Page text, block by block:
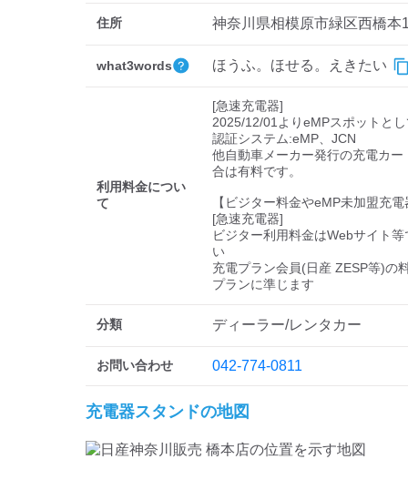
住所 神奈川県相模原市緑区西橋本
what3words ほうふ。ほせる。えきたい
利用料金につい
て
[急速充電器]
2025/12/01よりeMPスポットと
認証システム:eMP、JCN
他自動車メーカー発行の充電カー
合は有料です。
【ビジター料金やeMP未加盟充
[急速充電器]
ビジター利用料金はWebサイト
い
充電プラン会員(日産 ZESP等)の
プランに準じます
分類 ディーラー/レンタカー
お問い合わせ 042-774-0811
充電器スタンドの地図